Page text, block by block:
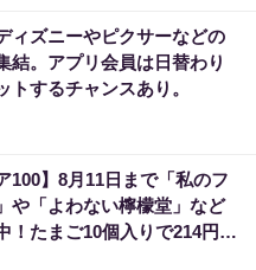
ィズニーやピクサーなどの
結。アプリ会員は日替わり
トするチャンスあり。
100】8月11日まで「私のフ
や「よわない檸檬堂」など
！たまご10個入りで214円な
逃せない。